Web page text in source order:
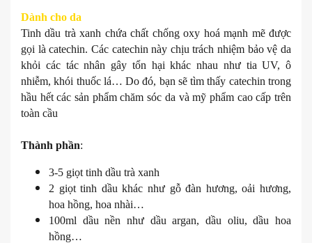
Dành cho da
Tinh dầu trà xanh chứa chất chống oxy hoá mạnh mẽ được
gọi là catechin. Các catechin này chịu trách nhiệm bảo vệ da
khỏi các tác nhân gây tổn hại khác nhau như tia UV, ô
nhiễm, khói thuốc lá… Do đó, bạn sẽ tìm thấy catechin trong
hầu hết các sản phẩm chăm sóc da và mỹ phẩm cao cấp trên
toàn cầu
Thành phần:
3-5 giọt tinh dầu trà xanh
2 giọt tinh dầu khác như gỗ đàn hương, oải hương,
hoa hồng, hoa nhài…
100ml dầu nền như dầu argan, dầu oliu, dầu hoa
hồng…